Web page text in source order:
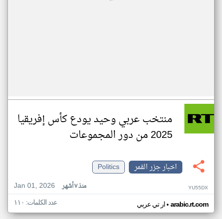
منتخب عربي وحيد يودع كأس إفريقيا
2025 من دور المجموعات
اخبار جزر القمر
Politics
Jan 01, 2026
منذ ٧ أشهر YU55DX
ار تي عربي• arabic.rt.com عدد الكلمات: ١١٠